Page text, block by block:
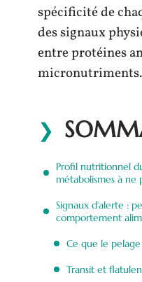
spécificité de
des signaux
entre protéines
micronutriments.
Profil nutritionnel
métabolismes à ne
Signaux d’alerte :
comportement
Ce que le
Transit et